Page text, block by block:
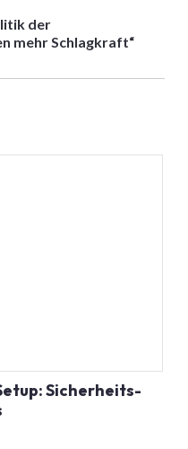
der
mehr Schlagkraft“
Sicherheits-